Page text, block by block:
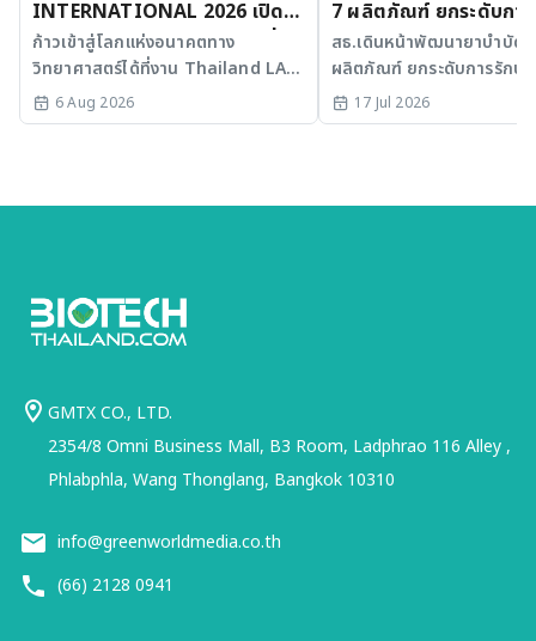
INTERNATIONAL 2026 เปิด
เวที AI รวม 3 งานใหญ่ ขับเคลื่อน
ไทยสู่ศูนย์กลางนวัตกรรมอาเซียน
ก้าวเข้าสู่โลกแห่งอนาคตทาง
วิทยาศาสตร์ได้ที่งาน Thailand LAB
INTERNATIONAL 2026
6 Aug 2026
7 ผลิตภัณฑ์ ยกระดับกา
มะเร็งและ SLE
สธ.เดินหน้าพัฒนายาบำบัด
ผลิตภัณฑ์ ยกระดับการรักษา
SLE พร้อมเร่ง Medical AI
ประเทศไทย
17 Jul 2026
GMTX CO., LTD.
2354/8 Omni Business Mall, B3 Room, Ladphrao 116 Alley ,
Phlabphla, Wang Thonglang, Bangkok 10310
info@greenworldmedia.co.th
(66) 2128 0941